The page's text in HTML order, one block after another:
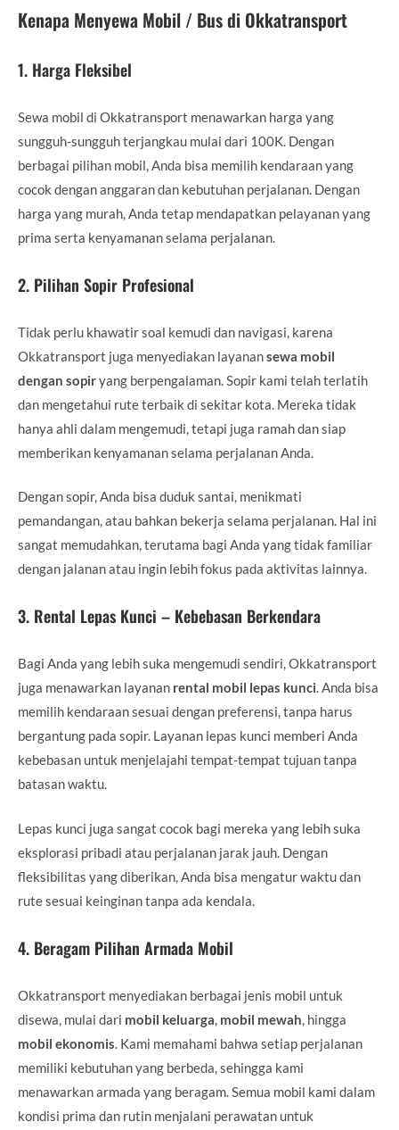
Kenapa Menyewa Mobil / Bus di Okkatransport
1. Harga Fleksibel
Sewa mobil di Okkatransport menawarkan harga yang
sungguh-sungguh terjangkau mulai dari 100K. Dengan
berbagai pilihan mobil, Anda bisa memilih kendaraan yang
cocok dengan anggaran dan kebutuhan perjalanan. Dengan
harga yang murah, Anda tetap mendapatkan pelayanan yang
prima serta kenyamanan selama perjalanan.
2. Pilihan Sopir Profesional
Tidak perlu khawatir soal kemudi dan navigasi, karena
Okkatransport juga menyediakan layanansewa mobil
dengan sopiryang berpengalaman. Sopir kami telah terlatih
dan mengetahui rute terbaik di sekitar kota. Mereka tidak
hanya ahli dalam mengemudi, tetapi juga ramah dan siap
memberikan kenyamanan selama perjalanan Anda.
Dengan sopir, Anda bisa duduk santai, menikmati
pemandangan, atau bahkan bekerja selama perjalanan. Hal ini
sangat memudahkan, terutama bagi Anda yang tidak familiar
dengan jalanan atau ingin lebih fokus pada aktivitas lainnya.
3. Rental Lepas Kunci – Kebebasan Berkendara
Bagi Anda yang lebih suka mengemudi sendiri, Okkatransport
juga menawarkan layanan rental mobil lepas kunci. Anda bisa
memilih kendaraan sesuai dengan preferensi, tanpa harus
bergantung pada sopir. Layanan lepas kunci memberi Anda
kebebasan untuk menjelajahi tempat-tempat tujuan tanpa
batasan waktu.
Lepas kunci juga sangat cocok bagi mereka yang lebih suka
eksplorasi pribadi atau perjalanan jarak jauh. Dengan
fleksibilitas yang diberikan, Anda bisa mengatur waktu dan
rute sesuai keinginan tanpa ada kendala.
4. Beragam Pilihan Armada Mobil
Okkatransport menyediakan berbagai jenis mobil untuk
disewa, mulai dari mobil keluarga mobil mewah , hingga
mobil ekonomis . Kami memahami bahwa setiap perjalanan
memiliki kebutuhan yang berbeda, sehingga kami
menawarkan armada yang beragam. Semua mobil kami dalam
kondisi prima dan rutin menjalani perawatan untuk